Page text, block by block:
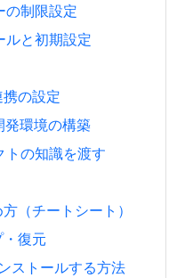
の制限設定
ルと初期設定
の設定
環境の構築
トの知識を渡す
（チートシート）
復元
ストールする方法